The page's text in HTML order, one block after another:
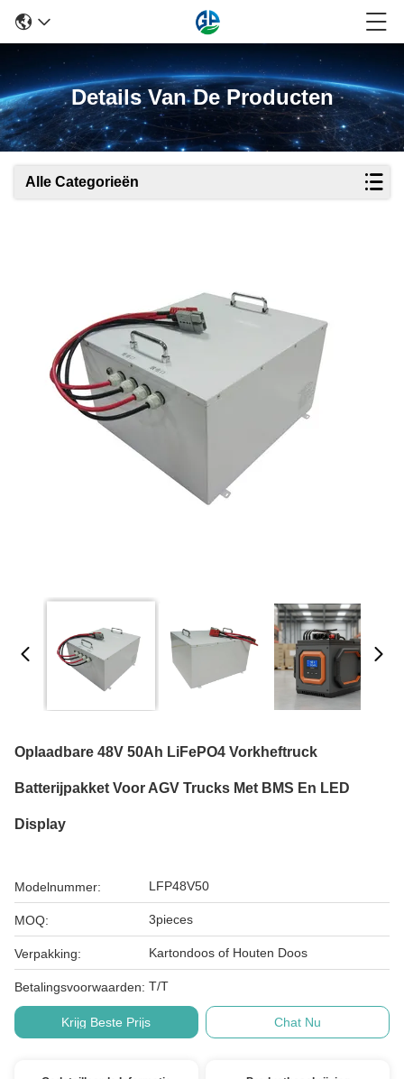
Details Van De Producten
Alle Categorieën
Oplaadbare 48V 50Ah LiFePO4 Vorkheftruck
Batterijpakket Voor AGV Trucks Met BMS En LED
Display
Modelnummer: LFP48V50
MOQ: 3pieces
Verpakking: Kartondoos of Houten Doos
Betalingsvoorwaarden: T/T
Krijg Beste Prijs Chat Nu